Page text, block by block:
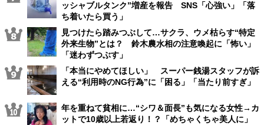
ッシャブルタンク”増産を報告 SNS「心強い」「落
ち着いたら買う」
見つけたら踏みつぶして…サクラ、ウメ枯らす“特定
外来生物”とは？ 鈴木農水相の注意喚起に「怖い」
「迷わずつぶす」
「本当にやめてほしい」 スーパー銭湯スタッフが訴
える“利用時のNG行為”に「困る」「当たり前すぎ」
年を重ねて貧相に…“シワ＆面長”も気になる女性→カ
ットで10歳以上若返り！？「めちゃくちゃ美人に」